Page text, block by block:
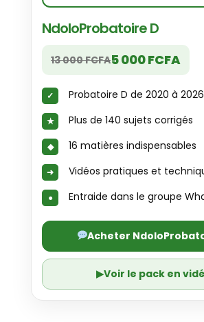
NdoloProbatoire D
13 000 FCFA5 000 FCFA
Probatoire D de 2020 à 2026
Plus de 140 sujets corrigés
16 matières indispensables
Vidéos pratiques et
Entraide dans le groupe
Acheter
▶Voir le pack en